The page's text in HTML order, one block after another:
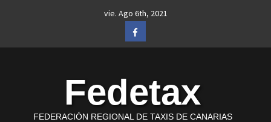
vie. Ago 6th, 2021
Facebook
Fedetax
FEDERACIÓN REGIONAL DE TAXIS DE CANARIAS